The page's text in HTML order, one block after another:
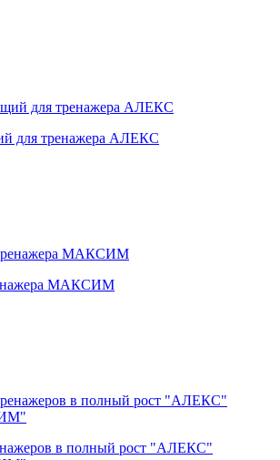
для тренажера АЛЕКС
МАКСИМ
в полный рост "АЛЕКС"